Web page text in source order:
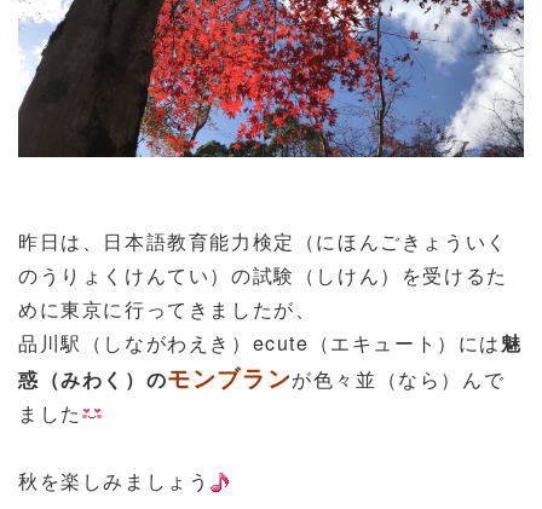
昨日は、日本語教育能力検定（にほんごきょういく
のうりょくけんてい）の試験（しけん）を受けるた
めに東京に行ってきましたが、
品川駅（しながわえき）ecute（エキュート）には魅
惑（みわく）のモンブランが色々並（なら）んで
ました
秋を楽しみましょう